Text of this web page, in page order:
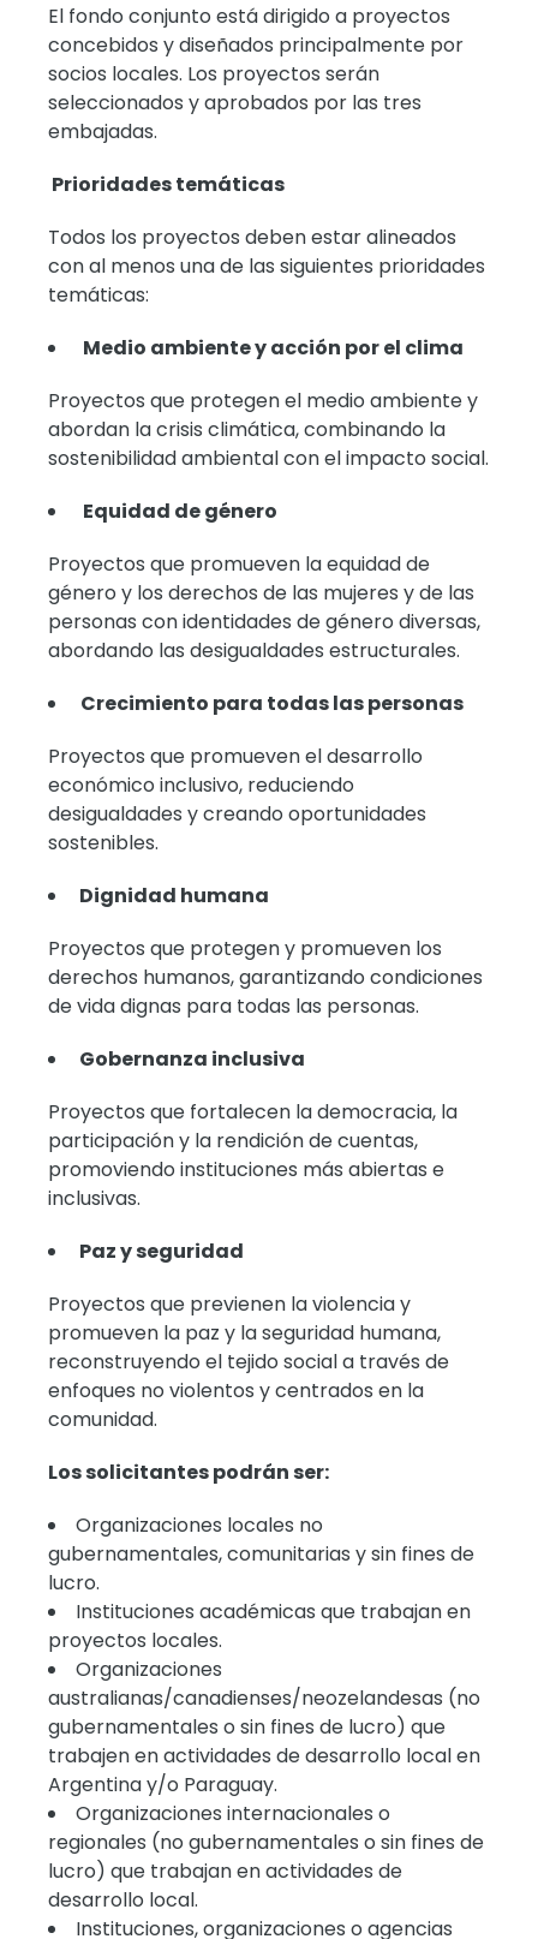
El fondo conjunto está dirigido a proyectos
concebidos y diseñados principalmente por
socios locales. Los proyectos serán
seleccionados y aprobados por las tres
embajadas.
Prioridades temáticas
Todos los proyectos deben estar alineados
con al menos una de las siguientes prioridades
temáticas:
Medio ambiente y acción por el clima
Proyectos que protegen el medio ambiente y
abordan la crisis climática, combinando la
sostenibilidad ambiental con el impacto social.
Equidad de género
Proyectos que promueven la equidad de
género y los derechos de las mujeres y de las
personas con identidades de género diversas,
abordando las desigualdades estructurales.
Crecimiento para todas las personas
Proyectos que promueven el desarrollo
económico inclusivo, reduciendo
desigualdades y creando oportunidades
sostenibles.
Dignidad humana
Proyectos que protegen y promueven los
derechos humanos, garantizando condiciones
de vida dignas para todas las personas.
Gobernanza inclusiva
Proyectos que fortalecen la democracia, la
participación y la rendición de cuentas,
promoviendo instituciones más abiertas e
inclusivas.
Paz y seguridad
Proyectos que previenen la violencia y
promueven la paz y la seguridad humana,
reconstruyendo el tejido social a través de
enfoques no violentos y centrados en la
comunidad.
Los solicitantes podrán ser:
Organizaciones locales no
gubernamentales, comunitarias y sin fines de
lucro.
Instituciones académicas que trabajan en
proyectos locales.
Organizaciones
australianas/canadienses/neozelandesas (no
gubernamentales o sin fines de lucro) que
trabajen en actividades de desarrollo local en
Argentina y/o Paraguay.
Organizaciones internacionales o
regionales (no gubernamentales o sin fines de
lucro) que trabajan en actividades de
desarrollo local.
Instituciones, organizaciones o agencias